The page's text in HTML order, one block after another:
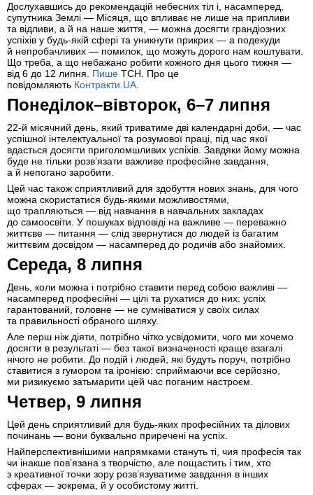
Дослухавшись до рекомендацій небесних тіл і, насамперед,
супутника Землі — Місяця, що впливає не лише на припливи
та відливи, а й на наше життя, — можна досягти грандіозних
успіхів у будь-якій сфері та уникнути прикрих — а подекуди
й непробачливих — помилок, що можуть дорого нам коштувати.
Що треба, а що небажано робити кожного дня цього тижня —
від 6 до 12 липня. Пише ТСН. Про це
повідомляють Контракти.UA.
Понеділок–вівторок, 6–7 липня
22-й місячний день, який триватиме дві календарні доби, — час
успішної інтелектуальної та розумової праці, під час якої
вдасться досягти приголомшливих успіхів. Завдяки йому можна
буде не тільки розв’язати важливе професійне завдання,
а й непогано заробити.
Цей час також сприятливий для здобуття нових знань, для чого
можна скористатися будь-якими можливостями,
що трапляються — від навчання в навчальних закладах
до самоосвіти. У пошуках відповіді на важливе — переважно
життєве — питання — слід звернутися до людей із багатим
життєвим досвідом — насамперед до родичів або знайомих.
Середа, 8 липня
День, коли можна і потрібно ставити перед собою важливі —
насамперед професійні — цілі та рухатися до них: успіх
гарантований, головне — не сумніватися у своїх силах
та правильності обраного шляху.
Але перш ніж діяти, потрібно чітко усвідомити, чого ми хочемо
досягти в результаті — без такої визначеності краще взагалі
нічого не робити. До подій і людей, які будуть поруч, потрібно
ставитися з гумором та іронією: сприймаючи все серйозно,
ми ризикуємо затьмарити цей час поганим настроєм.
Четвер, 9 липня
Цей день сприятливий для будь-яких професійних та ділових
починань — вони буквально приречені на успіх.
Найперспективнішими напрямками стануть ті, чия професія так
чи інакше пов’язана з творчістю, але пощастить і тим, хто
з креативної точки зору розв’язуватиме завдання в інших
сферах — зокрема, й у особистому житті.